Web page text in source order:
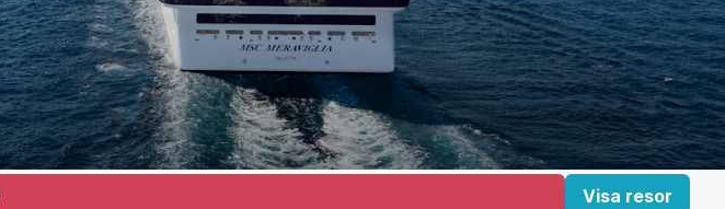
Visa resor